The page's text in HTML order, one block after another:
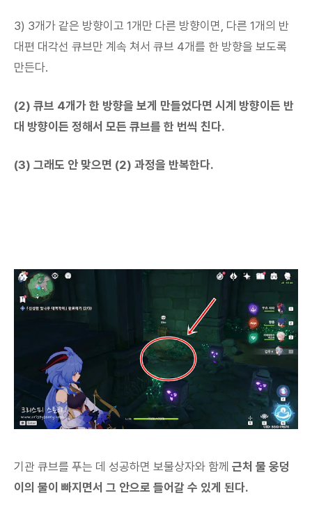
3) 3개가 같은 방향이고 1개만 다른 방향이면, 다른 1개의 반
대편 대각선 큐브만 계속 쳐서 큐브 4개를 한 방향을 보도록
만든다.
(2) 큐브 4개가 한 방향을 보게 만들었다면 시계 방향이든 반
대 방향이든 정해서 모든 큐브를 한 번씩 친다.
(3) 그래도 안 맞으면 (2) 과정을 반복한다.
기관 큐브를 푸는 데 성공하면 보물상자와 함께 근처 물 웅덩
이의 물이 빠지면서 그 안으로 들어갈 수 있게 된다.